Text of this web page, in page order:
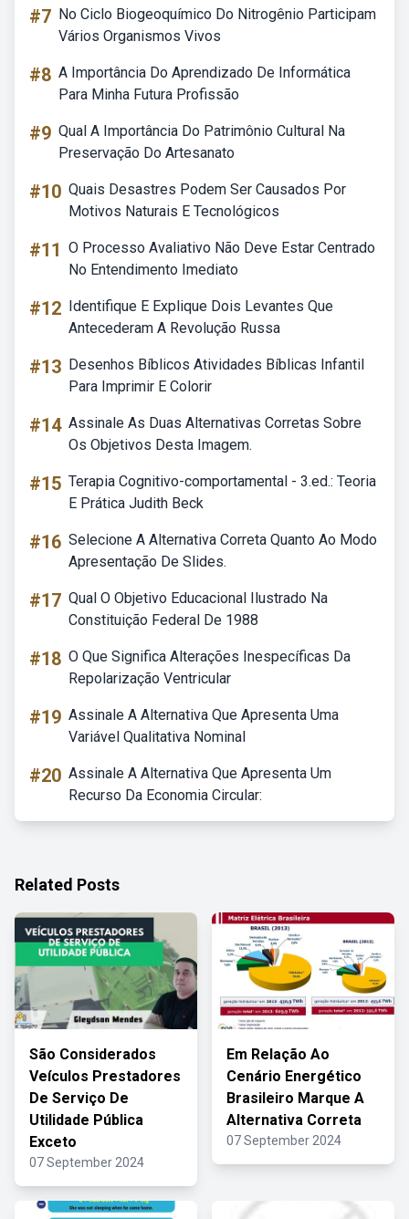
#7 No Ciclo Biogeoquímico Do Nitrogênio Participam
Vários Organismos Vivos
#8 A Importância Do Aprendizado De Informática
Para Minha Futura Profissão
#9 Qual A Importância Do Patrimônio Cultural Na
Preservação Do Artesanato
#10 Quais Desastres Podem Ser Causados Por
Motivos Naturais E Tecnológicos
#11 O Processo Avaliativo Não Deve Estar Centrado
No Entendimento Imediato
#12 Identifique E Explique Dois Levantes Que
Antecederam A Revolução Russa
#13 Desenhos Bíblicos Atividades Bíblicas Infantil
Para Imprimir E Colorir
#14 Assinale As Duas Alternativas Corretas Sobre
Os Objetivos Desta Imagem.
#15 Terapia Cognitivo-comportamental - 3.ed.: Teoria
E Prática Judith Beck
#16 Selecione A Alternativa Correta Quanto Ao Modo
Apresentação De Slides.
#17 Qual O Objetivo Educacional Ilustrado Na
Constituição Federal De 1988
#18 O Que Significa Alterações Inespecíficas Da
Repolarização Ventricular
#19 Assinale A Alternativa Que Apresenta Uma
Variável Qualitativa Nominal
#20 Assinale A Alternativa Que Apresenta Um
Recurso Da Economia Circular:
Related Posts
São Considerados
Veículos Prestadores
De Serviço De
Utilidade Pública
Exceto
07 September 2024
Em Relação Ao
Cenário Energético
Brasileiro Marque A
Alternativa Correta
07 September 2024